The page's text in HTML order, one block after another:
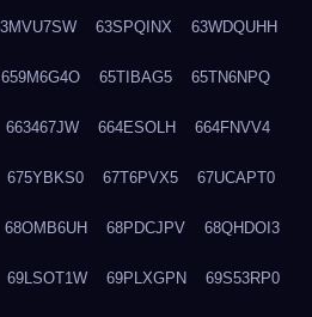
63SPQINX 63WDQUHH
659M6G4O 65TIBAG5 65TN6NPQ
663467JW 664ESOLH 664FNVV4
675YBKS0 67T6PVX5 67UCAPT0
68OMB6UH 68PDCJPV 68QHDOI3
69LSOT1W 69PLXGPN 69S53RP0